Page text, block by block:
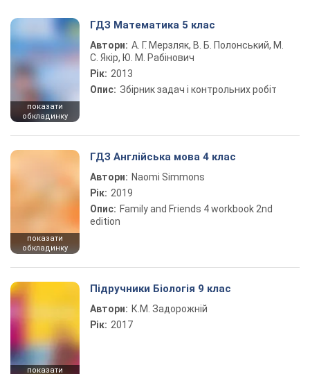
показати
обкладинку
ГДЗ Математика 5 клас
Автори: А. Г. Мерзляк, В. Б. Полонський, М.
С. Якір, Ю. М. Рабінович
Рік: 2013
Опис: Збірник задач і контрольних робіт
показати
обкладинку
ГДЗ Англійська мова 4 клас
Автори: Naomi Simmons
Рік: 2019
Опис: Family and Friends 4 workbook 2nd
edition
показати
Підручники Біологія 9 клас
Автори: К.М. Задорожній
Рік: 2017